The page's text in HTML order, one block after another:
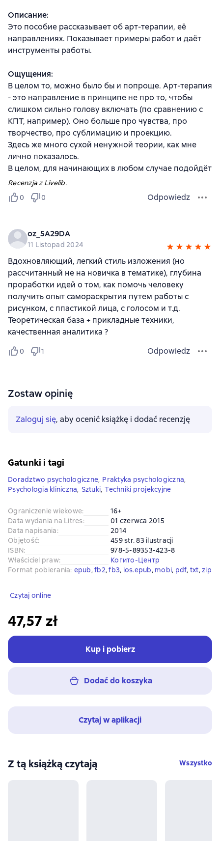
Описание:
Это пособие рассказывает об арт-терапии, её
направлениях. Показывает примеры работ и даёт
инструменты работы.
Ощущения:
В целом то, можно было бы и попроще. Арт-терапия
- это направление в принципе не про то, чтобы
слишком сильно голову включать (по сравнению с
КПТ, например). Оно больше про чувства, про
творчество, про сублимацию и проекцию.
Здесь же много сухой ненужной теории, как мне
лично показалось.
В целом, для начинающих в любом случае подойдёт
Recenzja z Livelib.
0
0 Odpowiedz
oz_5A29DA
11 Listopad 2024
Вдохновляющий, легкий стиль изложения (но
рассчитанный не на новичка в тематике), глубина
проработки идей о том, как помочь человеку
получить опыт самораскрытия путем работы с
рисунком, с ппастикой лица, с голосом и т.д.
Теоретическая база + прикладные техники,
качественная аналитика ?
0 1 Odpowiedz
Zostaw opinię
Zaloguj się, aby ocenić książkę i dodać recenzję
Gatunki i tagi
Doradztwo psychologiczne, Praktyka psychologiczna,
Psychologia kliniczna, Sztuki, Techniki projekcyjne
Ograniczenie wiekowe:
16+
Data wydania na Litres:
01 czerwca 2015
Data napisania:
2014
Objętość:
459 str. 83 ilustracji
ISBN:
978-5-89353-423-8
Właściciel praw:
Когито-Центр
Format pobierania: epub, fb2, fb3, ios.epub, mobi, pdf, txt, zip
Czytaj online
47,57 zł
Kup i pobierz
Dodać do koszyka
Czytaj w aplikacji
Z tą książką czytają Wszystko